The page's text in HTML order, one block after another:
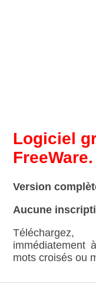
Logiciel
FreeWare.
Version
Aucune
immédiatement
mots croisés ou